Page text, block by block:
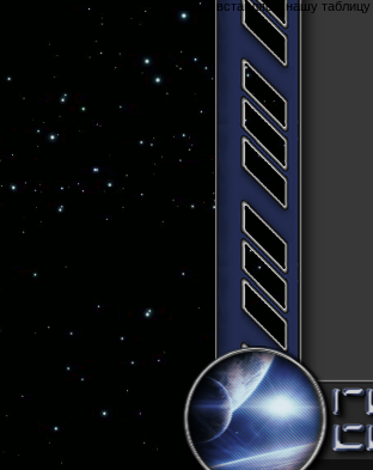
Cюда вставляем нашу таблицу